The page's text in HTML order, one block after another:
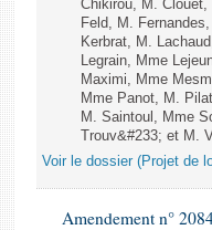
Chikirou, M.
Feld, M.
Kerbrat, M.
Legrain, Mme
Maximi, Mme
Mme Panot, M.
M. Saintoul, Mme
Trouv&#233; et M.
Voir le dossier (Projet de
Amendement n°